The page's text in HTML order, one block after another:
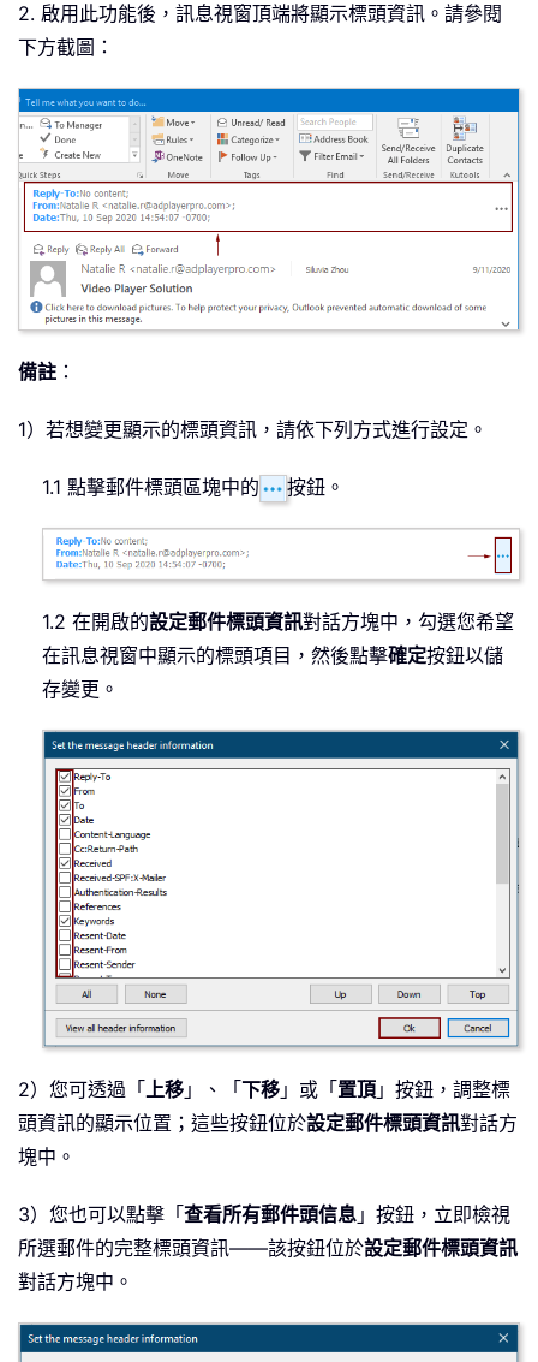
2. 啟用此功能後，訊息視窗頂端將顯示標頭資訊。請參閱
下方截圖：
備註 ：
1）若想變更顯示的標頭資訊，請依下列方式進行設定。
1.1 點擊郵件標頭區塊中的 按鈕。
1.2 在開啟的設定郵件標頭資訊對話方塊中，勾選您希望
在訊息視窗中顯示的標頭項目，然後點擊確定按鈕以儲
存變更。
2）您可透過「 上移 」、「下移 」或「置頂 」按鈕，調整標
頭資訊的顯示位置；這些按鈕位於設定郵件標頭資訊對話方
塊中。
3）您也可以點擊「查看所有郵件頭信息 」按鈕，立即檢視
所選郵件的完整標頭資訊——該按鈕位於設定郵件標頭資訊
對話方塊中。